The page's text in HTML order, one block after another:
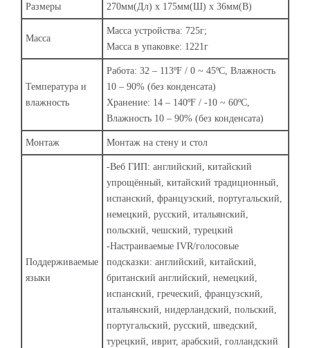
Размеры 270мм(Дл) x 175мм(Ш) x 36мм(В)
Масса
Масса устройства: 725г;
Масса в упаковке: 1221г
Температура и
влажность
Работа: 32 – 113ºF / 0 ~ 45ºC, Влажность
10 – 90% (без конденсата)
Хранение: 14 – 140ºF / -10 ~ 60ºC,
Влажность 10 – 90% (без конденсата)
Монтаж Монтаж на стену и стол
Поддерживаемые
языки
-Веб ГИП: английский, китайский
упрощённый, китайский традиционный,
испанский, французский, португальский,
немецкий, русский, итальянский,
польский, чешский, турецкий
-Настраиваемые IVR/голосовые
подсказки: английский, китайский,
британский английский, немецкий,
испанский, греческий, французский,
итальянский, нидерландский, польский,
португальский, русский, шведский,
турецкий, иврит, арабский, голландский